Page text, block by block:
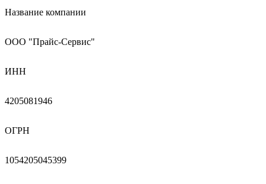
Название компании
ООО "Прайс-Сервис"
ИНН
4205081946
ОГРН
1054205045399